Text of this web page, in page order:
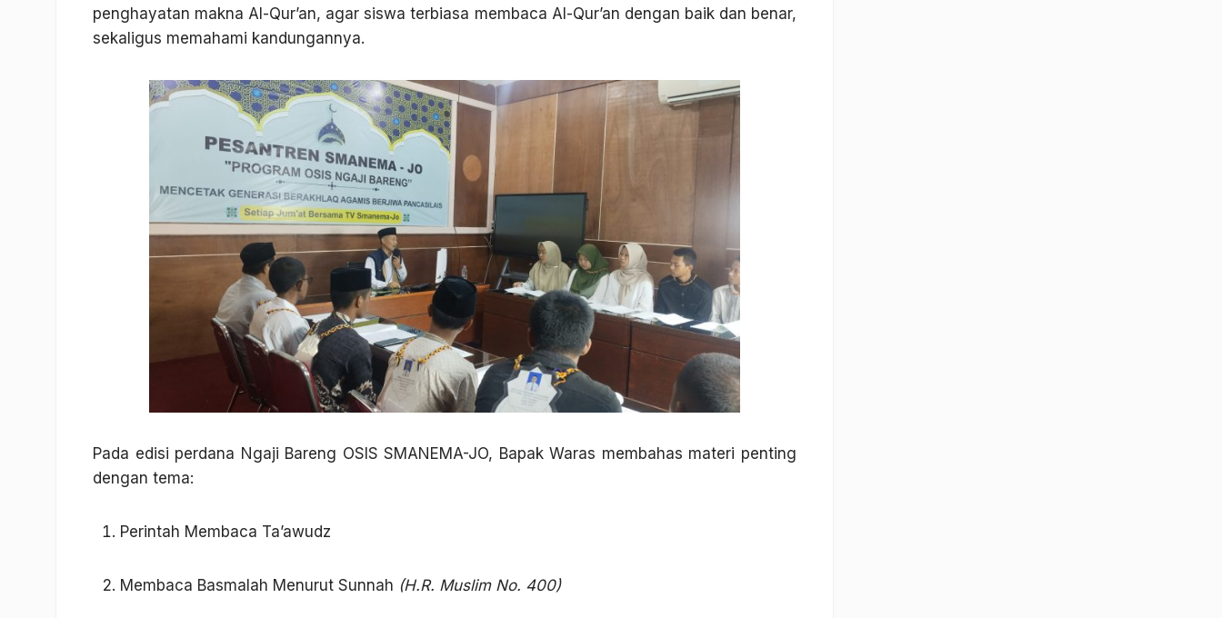
penghayatan makna Al-Qur’an, agar siswa terbiasa membaca Al-Qur’an dengan baik dan benar,
sekaligus memahami kandungannya.
Pada edisi perdana Ngaji Bareng OSIS SMANEMA-JO, Bapak Waras membahas materi penting
dengan tema:
Perintah Membaca Ta’awudz
Membaca Basmalah Menurut Sunnah (H.R. Muslim No. 400)